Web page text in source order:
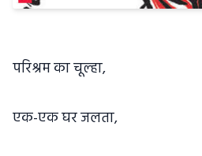
परिश्रम का चूल्हा,
एक-एक घर जलता,